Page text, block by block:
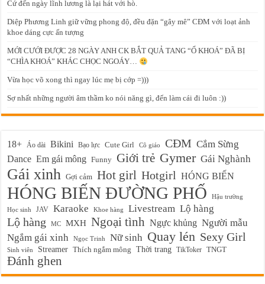
Cứ đến ngày lĩnh lương là lại hát với hò.
Diệp Phương Linh giữ vững phong độ, đều đặn “gây mê” CĐM với loạt ảnh
khoe dáng cực ấn tượng
MỚI CƯỚI ĐƯỢC 28 NGÀY ANH CK BẮT QUẢ TANG “Ổ KHOÁ” ĐÃ BỊ
“CHÌA KHOÁ” KHÁC CHỌC NGOÁY…
Vừa học võ xong thì ngay lúc mẹ bị cớp =)))
Sợ nhất những người âm thầm ko nói năng gì, đến làm cái đi luôn :))
18+ Áo dài Bikini Bạo lực Cute Girl Cô giáo CĐM Cắm Sừng
Dance Em gái mông Funny Giới trẻ Gymer Gái Nghành
Gái xinh Gợi cảm Hot girl Hotgirl HÓNG BIẾN
HÓNG BIẾN ĐƯỜNG PHỐ
Hậu trường
Học sinh
JAV Karaoke Khoe hàng Livestream Lộ hàng
Lộ hàng MC MXH Ngoại tình Ngực khủng Người mẫu
Ngắm gái xinh
Ngọc Trinh Nữ sinh Quay lén Sexy Girl
Sinh viên Streamer Thích ngắm mông Thời trang TikToker TNGT
Đánh ghen